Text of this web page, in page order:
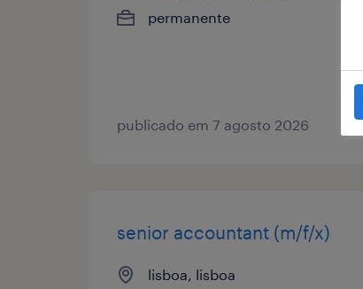
permanente
publicado em 7 agosto 2026
senior accountant (m/f/x)
lisboa, lisboa